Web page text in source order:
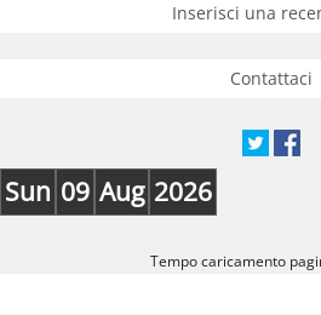
Inserisci una
Contattaci
Sun 09 Aug 2026
Tempo caricamento